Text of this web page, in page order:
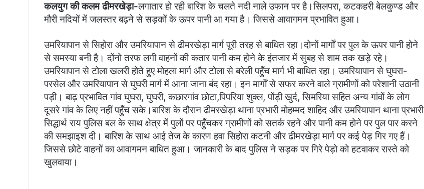
कलयुग की कलम ढीमरखेड़ा-लगातार हो रही बारिश के चलते नदी नाले उफान पर है।सिलपरा, कटकहरी बेलकुण्ड और
मौरी नदियों में जलस्तर बढ़ने से सड़कों के ऊपर पानी आ गया है। जिससे आवागमन प्रभावित हुआ।
उमरियापान से सिहोरा और उमरियापान से ढीमरखेड़ा मार्ग पूरी तरह से बाधित रहा।दोनों मार्गों पर पुल के ऊपर पानी होने
से समस्या बनी है। दोंनो तरफ लगी वाहनों की कतार पानी कम होने के इंतजार में सुबह से शाम तक खड़े रहे।
उमरियापान से टोला खलरी होते हुए मोहला मार्ग और टोला से बरेली पहुँच मार्ग भी बाधित रहा। उमरियापान से घुघरा-
परसेल और उमरियापान से घुघरी मार्ग में आना जाना बंद रहा। इन मार्गों से सफर करने वाले ग्रामीणों को परेशानी उठानी
पड़ी। बाढ़ प्रभावित गांव घुघरा, घुघरी, कछारगांव छोटा,पिपरिया शुक्ल, पोंड़ी खुर्द, सिमरिया सहित अन्य गांवों के लोग
दूसरे गांव के लिए नहीं पहुँच सके।बारिश के दौरान ढीमरखेड़ा थाना प्रभारी मोहम्मद शाहिद और उमरियापान थाना प्रभारी
सिद्धार्थ राय पुलिस बल के साथ क्षेत्र में पुलों पर पहुँचकर ग्रामीणों को सतर्क रहने और पानी कम होने पर पुल पार करने
की समझाइश दी। बारिश के साथ आई तेज के कारण हवा सिहोरा कटनी और ढीमरखेड़ा मार्ग पर कई पेड़ गिर गए हैं।
जिससे छोटे वाहनों का आवागमन बाधित हुआ। जानकारी के बाद पुलिस ने सड़क पर गिरे पेड़ो को हटवाकर रास्ते को
खुलवाया।